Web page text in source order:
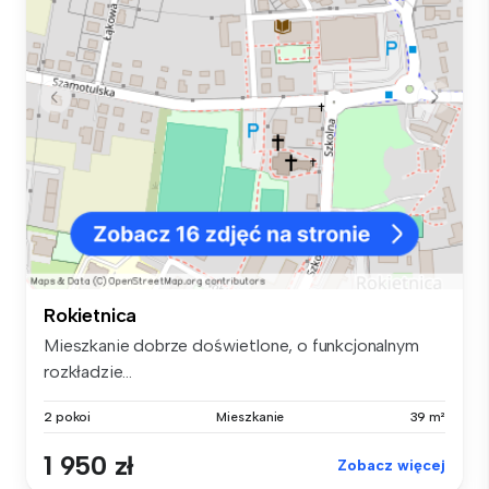
Rokietnica
Mieszkanie dobrze doświetlone, o funkcjonalnym
rozkładzie...
2 pokoi Mieszkanie 39 m²
1 950 zł Zobacz więcej